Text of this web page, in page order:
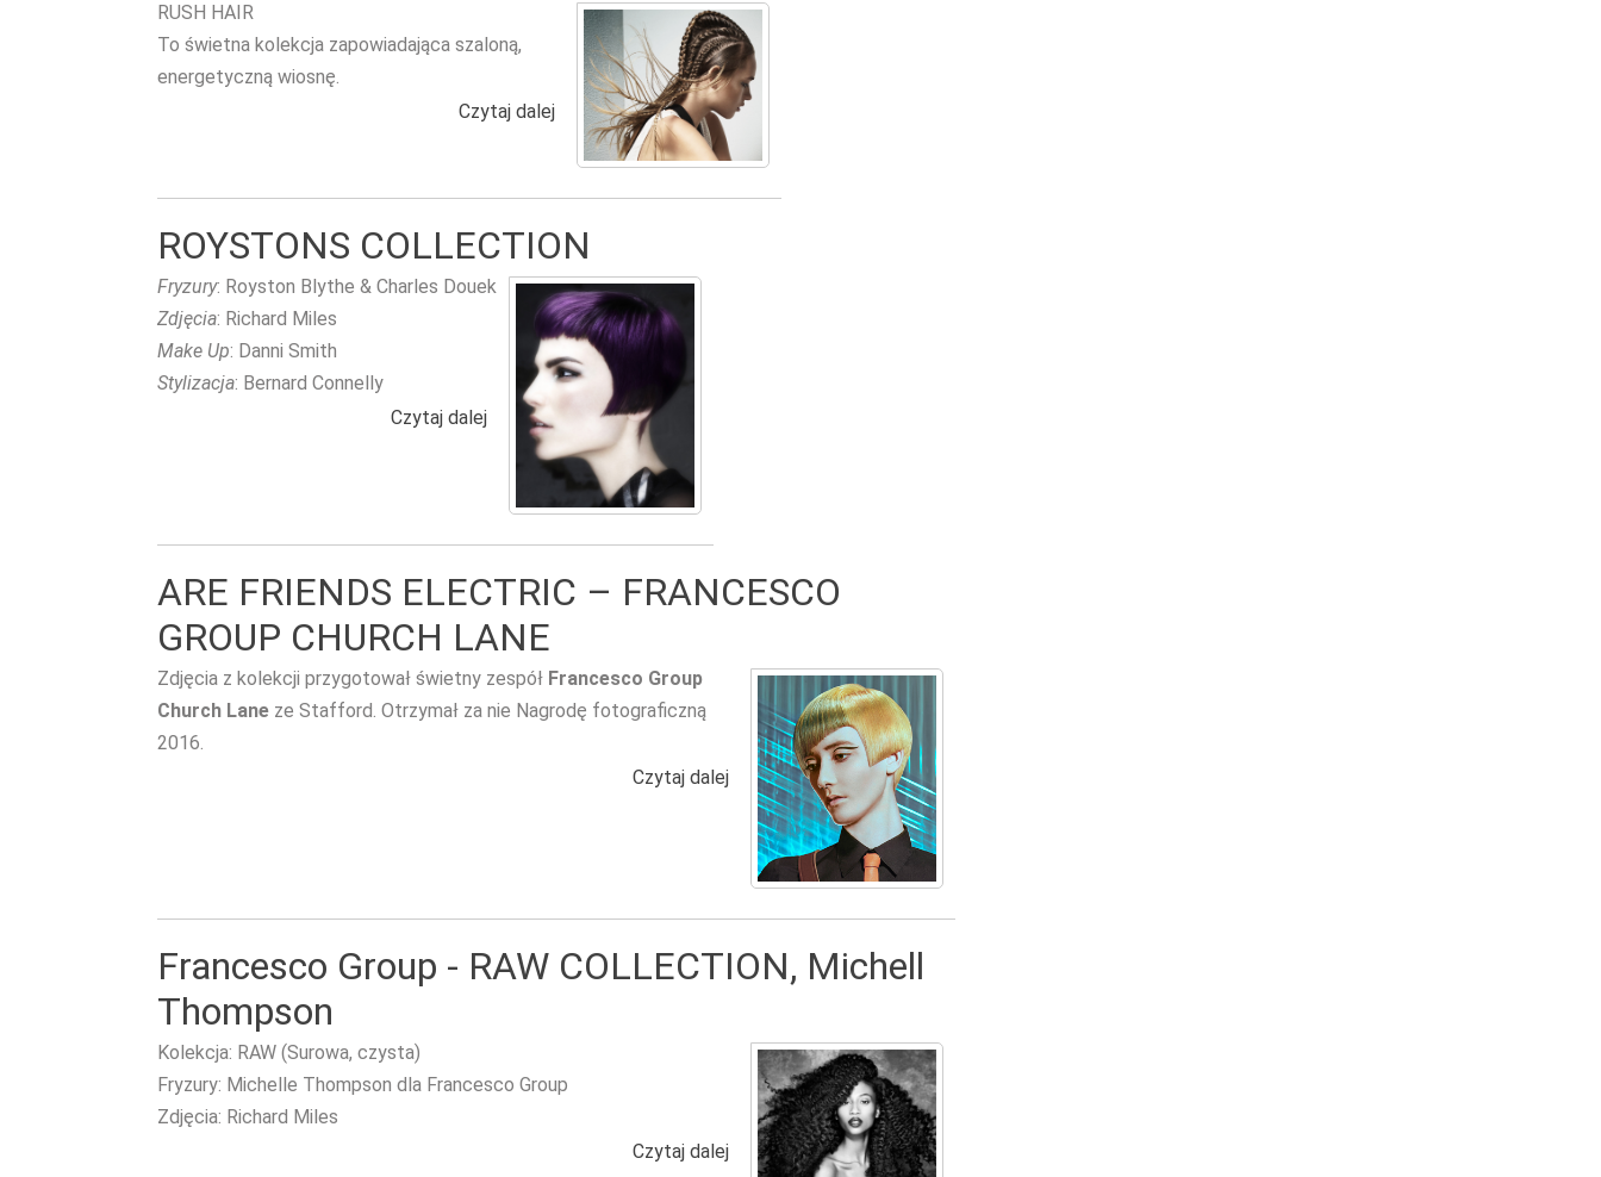
RUSH HAIR
To świetna kolekcja zapowiadająca szaloną,
energetyczną wiosnę.
Czytaj dalej wpis RUSH ARTISTIC TEAM COLLECTION
ROYSTONS COLLECTION
Fryzury: Royston Blythe & Charles Douek
Zdjęcia: Richard Miles
Make Up: Danni Smith
Stylizacja: Bernard Connelly
Czytaj dalej wpis ROYSTONS COLLECTION
ARE FRIENDS ELECTRIC – FRANCESCO
GROUP CHURCH LANE
Zdjęcia z kolekcji przygotował świetny zespół Francesco Group
Church Lane ze Stafford. Otrzymał za nie Nagrodę fotograficzną
2016.
Czytaj dalej wpis ARE FRIENDS ELECTRIC – FRANCESCO GROUP CHURCH LANE
Francesco Group - RAW COLLECTION, Michell
Thompson
Kolekcja: RAW (Surowa, czysta)
Fryzury: Michelle Thompson dla Francesco Group
Zdjęcia: Richard Miles
Czytaj dalej wpis Francesco Group - RAW COLLECTION, Michell Thompson